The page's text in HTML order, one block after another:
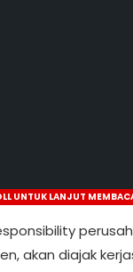
UNTUK LANJUT
akan diajak